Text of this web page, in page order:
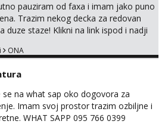
pauziram od faxa i imam jako puno
Trazim nekog decka za redovan
duze staze! Klikni na link ispod i nadji
ONA
se na what sap oko dogovora za
Imam svoj prostor trazim ozbiljne i
WHAT SAPP 095 766 0399